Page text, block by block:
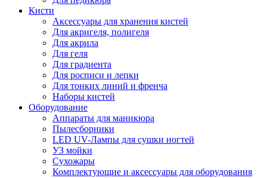
Кисти
Аксессуары для хранения кистей
Для акригеля, полигеля
Для акрила
Для геля
Для градиента
Для росписи и лепки
Для тонких линий и френча
Наборы кистей
Оборудование
Аппараты для маникюра
Пылесборники
LED UV-Лампы для сушки ногтей
УЗ мойки
Сухожары
Комплектующие и аксессуары для оборудования